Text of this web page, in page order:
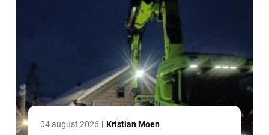
04 august 2026 Kristian Moen